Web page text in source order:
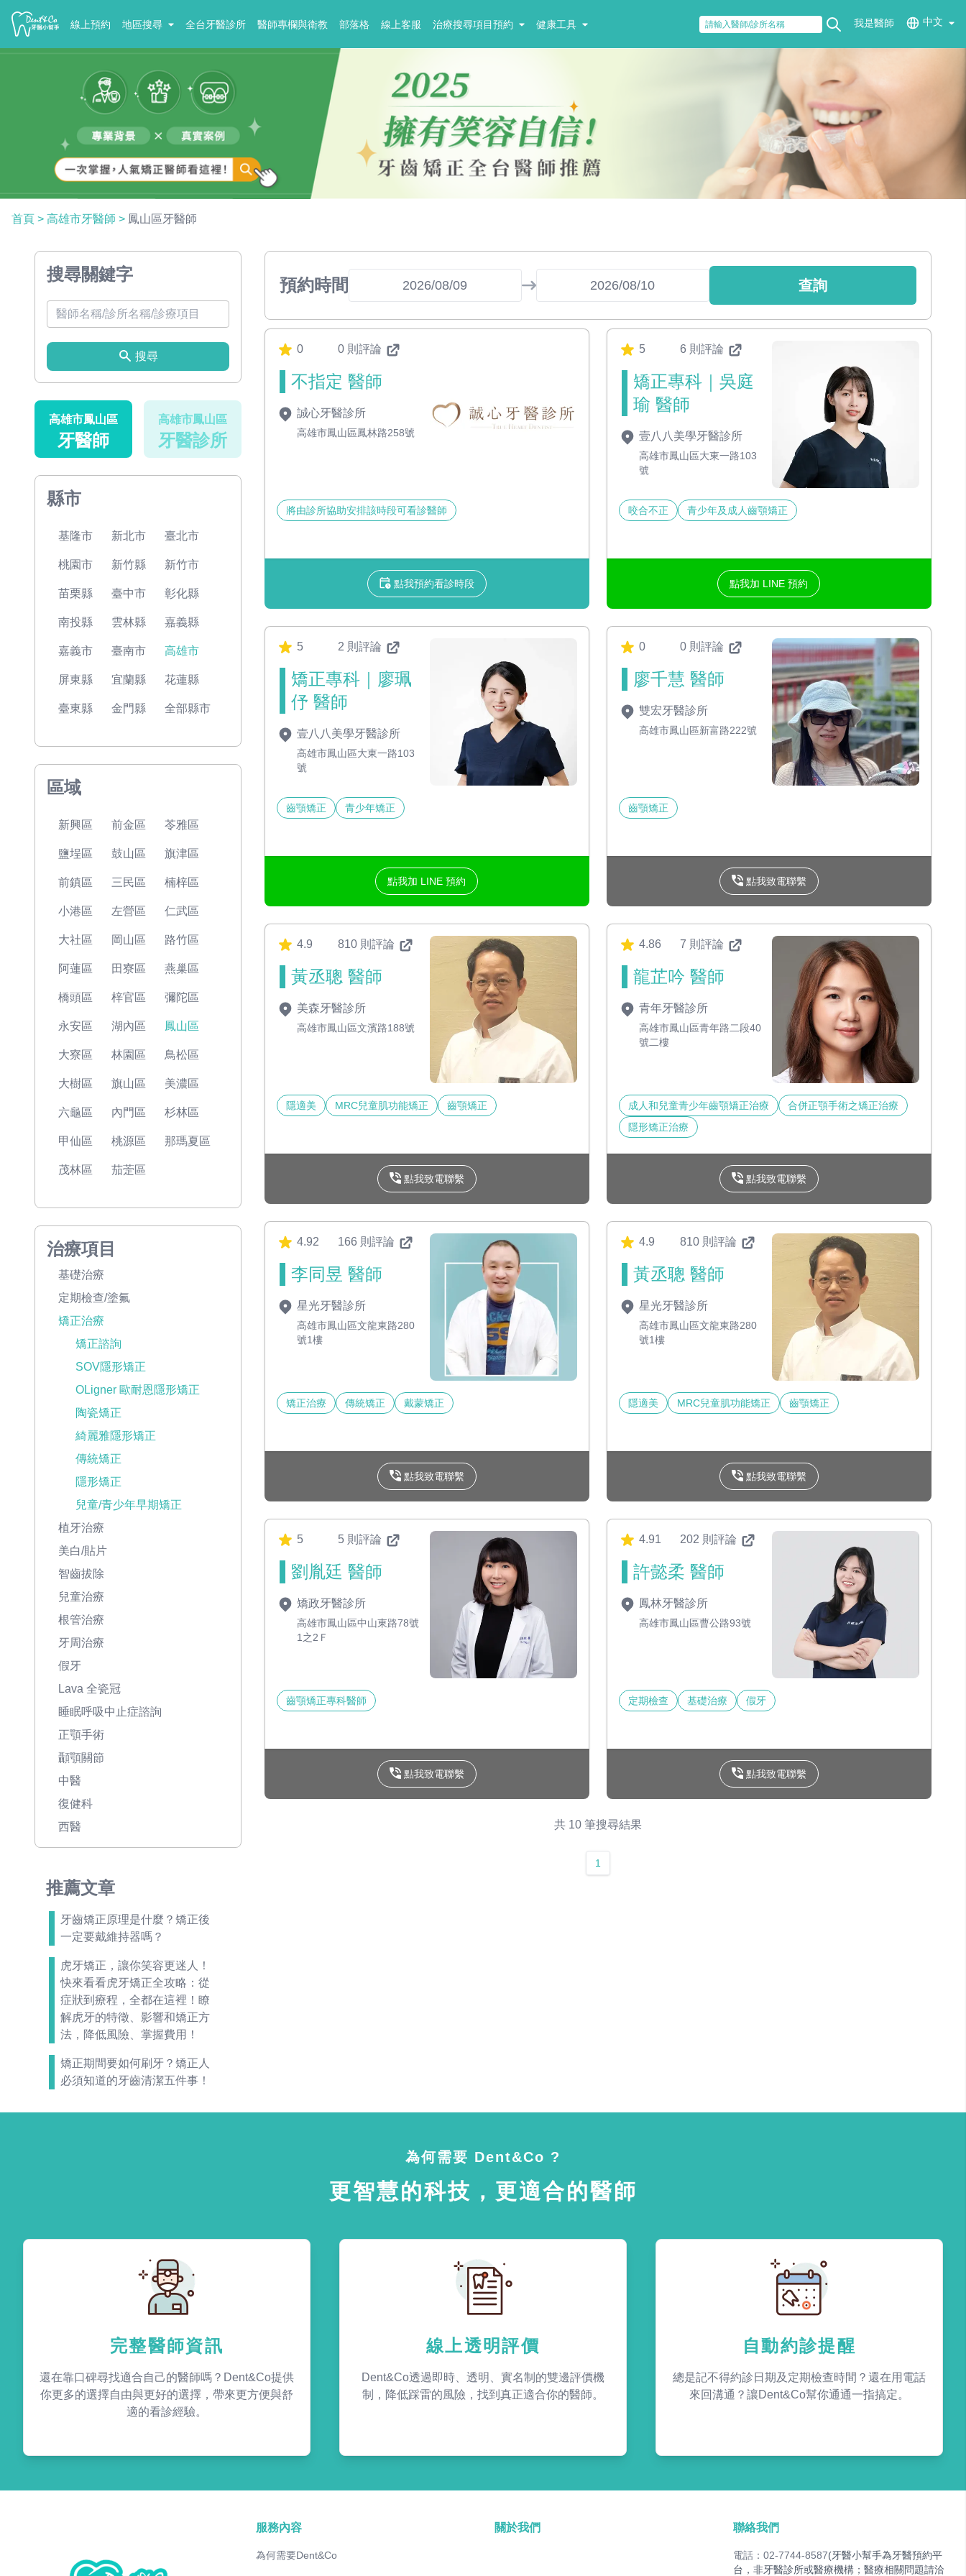
線上預約 地區搜尋 全台牙醫診所 醫師專欄與衛教 部落格 線上客服 治療搜尋項目預約 健康工具 我是醫師 中文
首頁 > 高雄市牙醫師 > 鳳山區牙醫師
搜尋關鍵字
搜尋
高雄市鳳山區
牙醫師
高雄市鳳山區
牙醫診所
縣市
基隆市 新北市 臺北市
桃園市 新竹縣 新竹市
苗栗縣 臺中市 彰化縣
南投縣 雲林縣 嘉義縣
嘉義市 臺南市 高雄市
屏東縣 宜蘭縣 花蓮縣
臺東縣 金門縣 全部縣市
區域
新興區 前金區 苓雅區
鹽埕區 鼓山區 旗津區
前鎮區 三民區 楠梓區
小港區 左營區 仁武區
大社區 岡山區 路竹區
阿蓮區 田寮區 燕巢區
橋頭區 梓官區 彌陀區
永安區 湖內區 鳳山區
大寮區 林園區 鳥松區
大樹區 旗山區 美濃區
六龜區 內門區 杉林區
甲仙區 桃源區 那瑪夏區
茂林區 茄萣區
治療項目
基礎治療
定期檢查/塗氟
矯正治療
矯正諮詢
SOV隱形矯正
OLigner 歐耐恩隱形矯正
陶瓷矯正
綺麗雅隱形矯正
傳統矯正
隱形矯正
兒童/青少年早期矯正
植牙治療
美白/貼片
智齒拔除
兒童治療
根管治療
牙周治療
假牙
Lava 全瓷冠
睡眠呼吸中止症諮詢
正顎手術
顳顎關節
中醫
復健科
西醫
推薦文章
牙齒矯正原理是什麼？矯正後
一定要戴維持器嗎？
虎牙矯正，讓你笑容更迷人！
快來看看虎牙矯正全攻略：從
症狀到療程，全都在這裡！瞭
解虎牙的特徵、影響和矯正方
法，降低風險、掌握費用！
矯正期間要如何刷牙？矯正人
必須知道的牙齒清潔五件事！
預約時間 查詢
0 0 則評論
不指定 醫師
誠心牙醫診所
高雄市鳳山區鳳林路258號
將由診所協助安排該時段可看診醫師
點我預約看診時段
5 6 則評論
矯正專科｜吳庭
瑜 醫師
壹八八美學牙醫診所
高雄市鳳山區大東一路103
號
咬合不正 青少年及成人齒顎矯正
點我加 LINE 預約
5 2 則評論
矯正專科｜廖珮
伃 醫師
壹八八美學牙醫診所
高雄市鳳山區大東一路103
號
齒顎矯正 青少年矯正
點我加 LINE 預約
0 0 則評論
廖千慧 醫師
雙宏牙醫診所
高雄市鳳山區新富路222號
齒顎矯正
點我致電聯繫
4.9 810 則評論
黃丞聰 醫師
美森牙醫診所
高雄市鳳山區文濱路188號
隱適美 MRC兒童肌功能矯正 齒顎矯正
點我致電聯繫
4.86 7 則評論
龍芷吟 醫師
青年牙醫診所
高雄市鳳山區青年路二段40
號二樓
成人和兒童青少年齒顎矯正治療
合併正顎手術之矯正治療
隱形矯正治療
點我致電聯繫
4.92 166 則評論
李同昱 醫師
星光牙醫診所
高雄市鳳山區文龍東路280
號1樓
矯正治療 傳統矯正 戴蒙矯正
點我致電聯繫
4.9 810 則評論
黃丞聰 醫師
星光牙醫診所
高雄市鳳山區文龍東路280
號1樓
隱適美 MRC兒童肌功能矯正 齒顎矯正
點我致電聯繫
5 5 則評論
劉胤廷 醫師
矯政牙醫診所
高雄市鳳山區中山東路78號
1之2Ｆ
齒顎矯正專科醫師
點我致電聯繫
4.91 202 則評論
許懿柔 醫師
鳳林牙醫診所
高雄市鳳山區曹公路93號
定期檢查 基礎治療 假牙
點我致電聯繫
共 10 筆搜尋結果
1
為何需要 Dent&Co ?
更智慧的科技，更適合的醫師
完整醫師資訊
還在靠口碑尋找適合自己的醫師嗎？Dent&Co提供
你更多的選擇自由與更好的選擇，帶來更方便與舒
適的看診經驗。
線上透明評價
Dent&Co透過即時、透明、實名制的雙邊評價機
制，降低踩雷的風險，找到真正適合你的醫師。
自動約診提醒
總是記不得約診日期及定期檢查時間？還在用電話
來回溝通？讓Dent&Co幫你通通一指搞定。
服務內容
為何需要Dent&Co
關於我們 聯絡我們
電話：02-7744-8587(牙醫小幫手為牙醫預約平
台，非牙醫診所或醫療機構；醫療相關問題請洽